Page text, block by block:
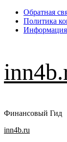
Перейти
содержимому
Обратная
Политика
Информация
Финансовый Гид
Основное
inn4b.ru